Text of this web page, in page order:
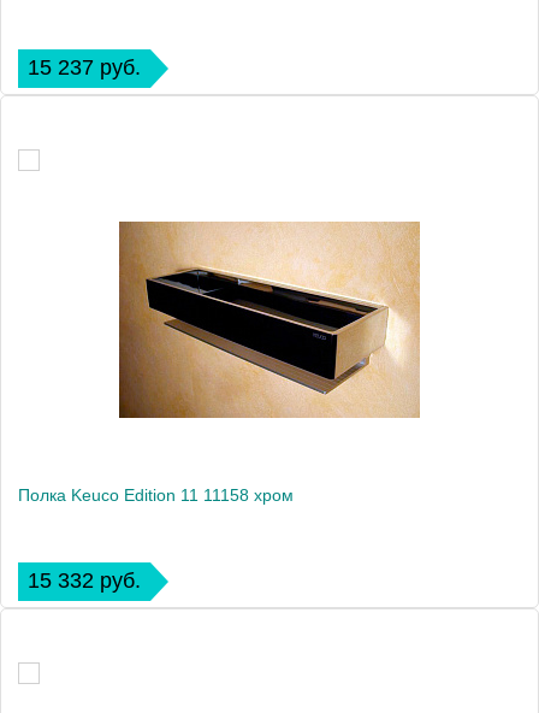
15 237 руб.
Полка Keuco Edition 11 11158 хром
15 332 руб.